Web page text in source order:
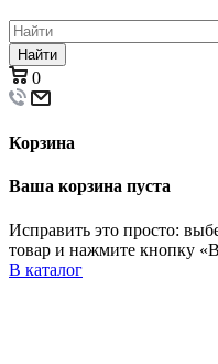
Найти
0
Корзина
Ваша корзина пуста
Исправить это просто:
товар и нажмите кнопку
В каталог